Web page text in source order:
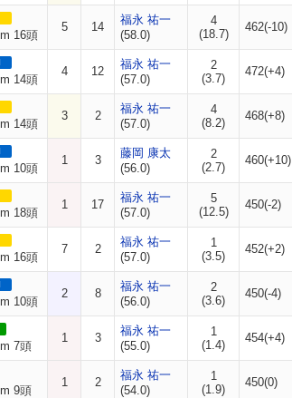
16頭
5 14
福永 祐一
(58.0)
4
(18.7)
462(-10)
14頭
4 12
福永 祐一
(57.0)
2
(3.7)
472(+4)
14頭
3 2
福永 祐一
(57.0)
4
(8.2)
468(+8)
10頭
1 3
藤岡 康太
(56.0)
2
(2.7)
460(+10)
18頭
1 17
福永 祐一
(57.0)
5
(12.5)
450(-2)
16頭
7 2
福永 祐一
(57.0)
1
(3.5)
452(+2)
10頭
2 8
福永 祐一
(56.0)
2
(3.6)
450(-4)
7頭
1 3
福永 祐一
(55.0)
1
(1.4)
454(+4)
9頭
1 2
福永 祐一
(54.0)
1
(1.9)
450(0)